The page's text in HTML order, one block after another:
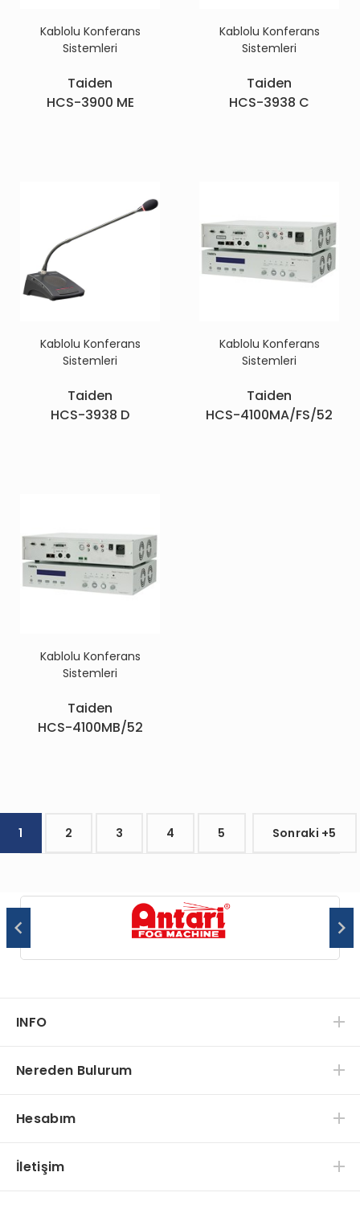
Kablolu Konferans
Sistemleri
Taiden
HCS-3900 ME
Kablolu Konferans
Sistemleri
Taiden
HCS-3938 C
Kablolu Konferans
Sistemleri
Taiden
HCS-3938 D
Kablolu Konferans
Sistemleri
Taiden
HCS-4100MA/FS/52
Kablolu Konferans
Sistemleri
Taiden
HCS-4100MB/52
1
INFO
Nereden Bulurum
Hesabım
İletişim